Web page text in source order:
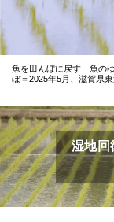
魚を田んぼに戻す「魚の
ぼ＝2025年5月、滋賀県
湿地